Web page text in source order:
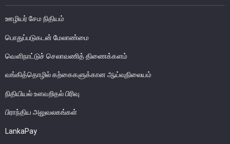
வங்கித்தொழில் துறை
நுண்பாக நிதித் துறை
அதிகாரம்பெற்ற பணத்தரகர்கள் ஒழுங்குவிதிகள்
பேரண்ட முன்மதியுடைய கண்காணிப்பு
நிலைபெறத்தக்க நிதி
ஊழியர் சேம நிதியம்
பொதுப்படுகடன் மேலாண்மை
வௌிநாட்டுச் செலாவணித் திணைக்களம்
வங்கித்தொழில் கற்கைகளுக்கான ஆய்வுநிலையம்
நிதியியல் உளவறிதல் பிரிவு
பிராந்திய அலுவலகங்கள்
LankaPay